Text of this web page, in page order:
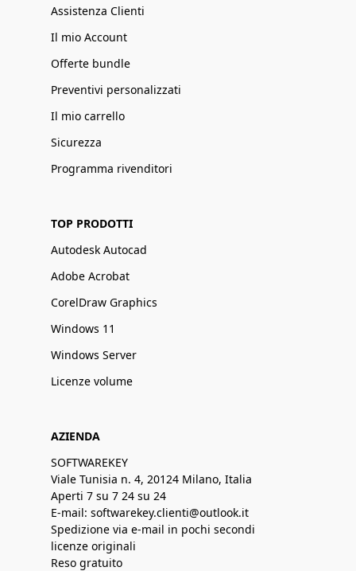
Assistenza Clienti
Il mio Account
Offerte bundle
Preventivi personalizzati
Il mio carrello
Sicurezza
Programma rivenditori
TOP PRODOTTI
Autodesk Autocad
Adobe Acrobat
CorelDraw Graphics
Windows 11
Windows Server
Licenze volume
AZIENDA
SOFTWAREKEY
Viale Tunisia n. 4, 20124 Milano, Italia
Aperti 7 su 7 24 su 24
E-mail: softwarekey.clienti@outlook.it
Spedizione via e-mail in pochi secondi
licenze originali
Reso gratuito